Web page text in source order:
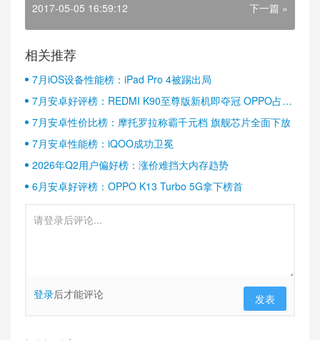
2017-05-05 16:59:12 下一篇 »
相关推荐
7月iOS设备性能榜：iPad Pro 4被踢出局
7月安卓好评榜：REDMI K90至尊版新机即夺冠 OPPO占据
半壁江山
7月安卓性价比榜：摩托罗拉称霸千元档 旗舰芯片全面下放
7月安卓性能榜：iQOO成功卫冕
2026年Q2用户偏好榜：涨价难挡大内存趋势
6月安卓好评榜：OPPO K13 Turbo 5G拿下榜首
登录后才能评论 发表